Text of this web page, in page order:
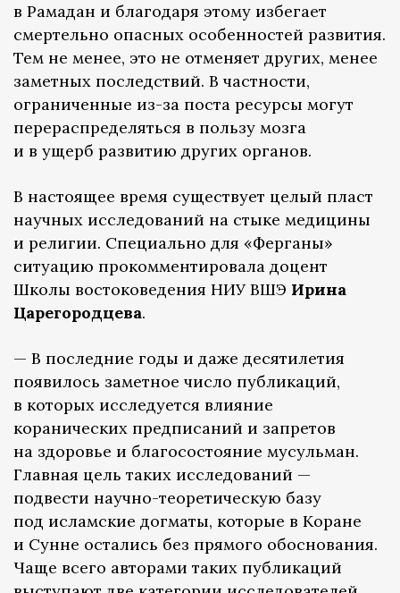
в Рамадан и благодаря этому избегает
смертельно опасных особенностей развития.
Тем не менее, это не отменяет других, менее
заметных последствий. В частности,
ограниченные из-за поста ресурсы могут
перераспределяться в пользу мозга
и в ущерб развитию других органов.
В настоящее время существует целый пласт
научных исследований на стыке медицины
и религии. Специально для «Ферганы»
ситуацию прокомментировала доцент
Школы востоковедения НИУ ВШЭ Ирина
Царегородцева.
— В последние годы и даже десятилетия
появилось заметное число публикаций,
в которых исследуется влияние
коранических предписаний и запретов
на здоровье и благосостояние мусульман.
Главная цель таких исследований —
подвести научно-теоретическую базу
под исламские догматы, которые в Коране
и Сунне остались без прямого обоснования.
Чаще всего авторами таких публикаций